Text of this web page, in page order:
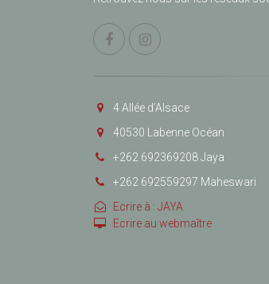
4 Allée d’Alsace
40530 Labenne Océan
+262 692369208 Jaya
+262 692559297 Maheswari
Ecrire à : JAYA
Ecrire au webmaître